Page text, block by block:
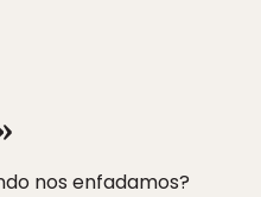
nos enfadamos?